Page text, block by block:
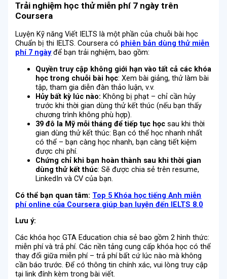
Trải nghiệm học thử miễn phí 7 ngày trên
Coursera
Luyện Kỹ năng Viết IELTS là một phần của chuỗi bài học
Chuẩn bị thi IELTS. Coursera có phiên bản dùng thử miễn
phí 7 ngàyđể bạn trải nghiệm, bao gồm:
Quyền truy cập không giới hạn vào tất cả các khóa
học trong chuỗi bài học: Xem bài giảng, thử làm bài
tập, tham gia diễn đàn thảo luận, v.v.
Hủy bất kỳ lúc nào: Không bị phạt – chỉ cần hủy
trước khi thời gian dùng thử kết thúc (nếu bạn thấy
chương trình không phù hợp).
39 đô la Mỹ mỗi tháng để tiếp tục học sau khi thời
gian dùng thử kết thúc: Bạn có thể học nhanh nhất
có thể – bạn càng học nhanh, bạn càng tiết kiệm
được chi phí.
Chứng chỉ khi bạn hoàn thành sau khi thời gian
dùng thử kết thúc: Sẽ được chia sẻ trên resume,
LinkedIn và CV của bạn.
Có thể bạn quan tâm: Top 5 Khóa học tiếng Anh miễn
phí online của Coursera giúp bạn luyện đến IELTS 8.0
Lưu ý:
Các khóa học GTA Education chia sẻ bao gồm 2 hình thức:
miễn phí và trả phí. Các nền tảng cung cấp khóa học có thể
thay đổi giữa miễn phí – trả phí bất cứ lúc nào mà không
cần báo trước. Để có thông tin chính xác, vui lòng truy cập
tại link đính kèm trong bài viết.